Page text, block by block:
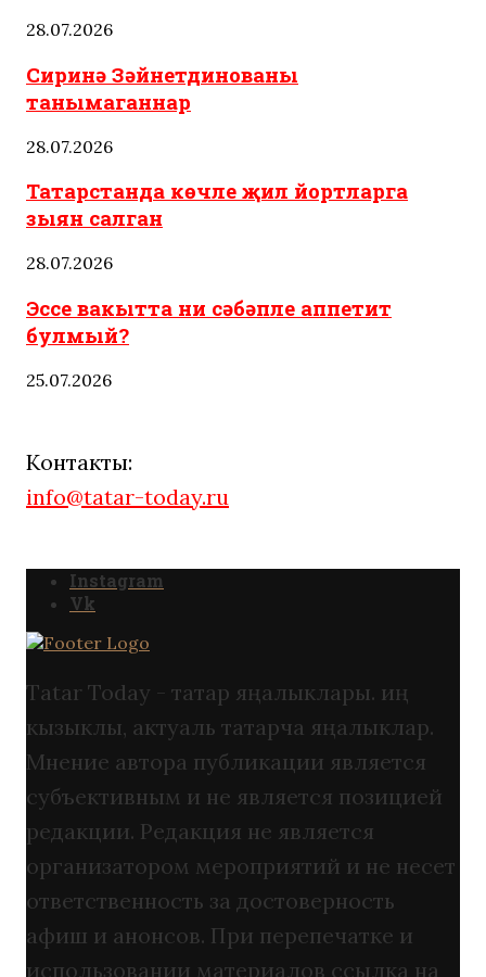
28.07.2026
Сиринә Зәйнетдинованы
танымаганнар
28.07.2026
Татарстанда көчле җил йортларга
зыян салган
28.07.2026
Эссе вакытта ни сәбәпле аппетит
булмый?
25.07.2026
Контакты:
info@tatar-today.ru
Instagram
Vk
Tatar Today - татар яңалыклары. иң
кызыклы, актуаль татарча яңалыклар.
Мнение автора публикации является
субъективным и не является позицией
редакции. Редакция не является
организатором мероприятий и не несет
ответственность за достоверность
афиш и анонсов. При перепечатке и
использовании материалов ссылка на